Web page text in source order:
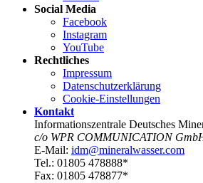
Social Media
Facebook
Instagram
YouTube
Rechtliches
Impressum
Datenschutz­erklärung
Cookie-Einstellungen
Kontakt
Informationszentrale Deutsches
c/o WPR COMMUNICATION
E-Mail: idm@mineralwasser.com
Tel.: 01805 478888*
Fax: 01805 478877*